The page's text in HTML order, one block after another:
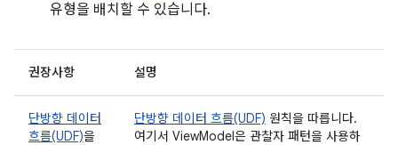
유형을 배치할 수 있습니다.
권장사항 설명
단방향 데이터
흐름(UDF)을
단방향 데이터 흐름(UDF) 원칙을 따릅니다.
여기서 ViewModel은 관찰자 패턴을 사용하